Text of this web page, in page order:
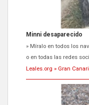
Minni desaparecido
» Míralo en todos los
o en todas las redes
Leales.org » Gran